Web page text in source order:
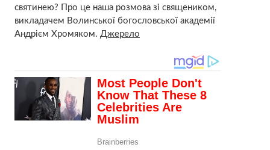
святинею? Про це наша розмова зі священиком,
викладачем Волинської богословської академії
Андрієм Хромяком. Джерело